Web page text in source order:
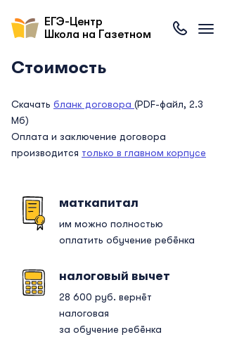
ЕГЭ-Центр
Школа на Газетном
Стоимость
Скачать бланк договора (PDF-файл, 2.3
Мб)
Оплата и заключение договора
производится только в главном корпусе
маткапитал
им можно полностью
оплатить обучение ребёнка
налоговый вычет
28 600 руб. вернёт
налоговая
за обучение ребёнка